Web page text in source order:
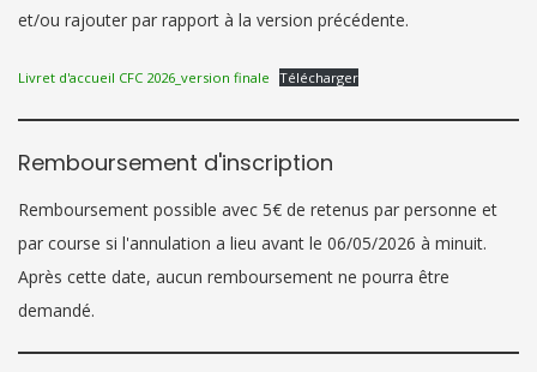
et/ou rajouter par rapport à la version précédente.
Livret d'accueil CFC 2026_version finale Télécharger
Remboursement d'inscription
Remboursement possible avec 5€ de retenus par personne et
par course si l'annulation a lieu avant le 06/05/2026 à minuit.
Après cette date, aucun remboursement ne pourra être
demandé.